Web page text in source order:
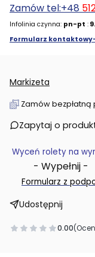
Zamów tel:+48
Infolinia czynna: pn-pt :
Formularz
Markizeta
Zamów bezpłatną
Zapytaj o
Wyceń rolety na
- Wypełnij -
Formularz z
Udostępnij
0.00